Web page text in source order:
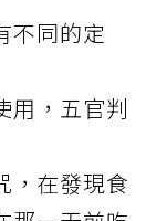
不同的定
用，五官判
，在發現食